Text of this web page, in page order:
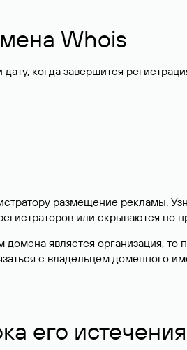
Whois
когда завершится
размещение рекламы.
или скрываются по
является организация, то
с владельцем доменного
его истечения